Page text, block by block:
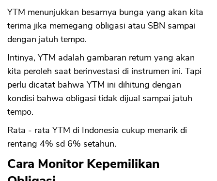
YTM menunjukkan besarnya bunga yang akan kita
terima jika memegang obligasi atau SBN sampai
dengan jatuh tempo.
Intinya, YTM adalah gambaran return yang akan
kita peroleh saat berinvestasi di instrumen ini. Tapi
perlu dicatat bahwa YTM ini dihitung dengan
kondisi bahwa obligasi tidak dijual sampai jatuh
tempo.
Rata - rata YTM di Indonesia cukup menarik di
rentang 4% sd 6% setahun.
Cara Monitor Kepemilikan